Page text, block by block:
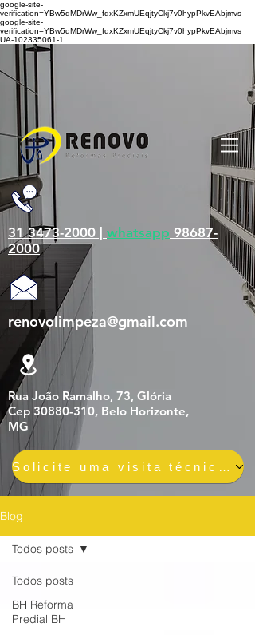
google-site-
verification=YBw5qMDrWw_fdxKZxmUEqjtyCkj7v0hypPkvEAbjmvs
google-site-
verification=YBw5qMDrWw_fdxKZxmUEqjtyCkj7v0hypPkvEAbjmvs
UA-102335061-1
31 3473-2000 | whatsapp 98687-
2000
renovolimpeza@gmail.com
Rua João Ramalho, 73, Glória
Cep 30880-310, Belo Horizonte,
MG
Solicite uma visita técnica gratuita e sem compromisso
Blog
Todos posts
BH Reforma
Predial BH
Todos posts